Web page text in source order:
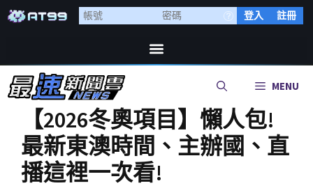
登入 註冊
MENU
【2026冬奧項目】懶人包!
最新東澳時間、主辦國、直
播這裡一次看!